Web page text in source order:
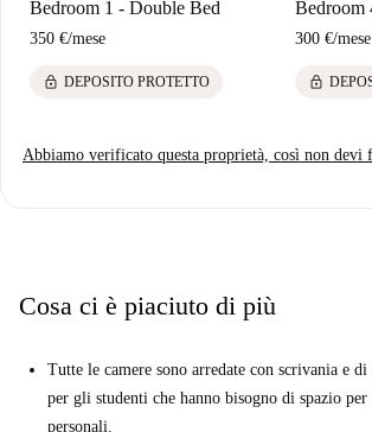
Bedroom 1 - Double Bed
350 €/mese
lock DEPOSITO PROTETTO
Bedroom
300 €/mese
lock
Abbiamo verificato questa proprietà, così non devi
Cosa ci è piaciuto di più
Tutte le camere sono arredate con scrivania e
per gli studenti che hanno bisogno di spazio
personali.